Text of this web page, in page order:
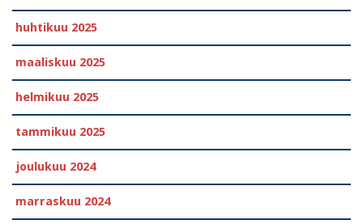
huhtikuu 2025
maaliskuu 2025
helmikuu 2025
tammikuu 2025
joulukuu 2024
marraskuu 2024